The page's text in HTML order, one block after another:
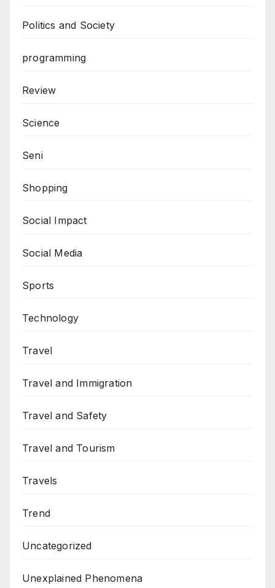
Politics and Society
programming
Review
Science
Seni
Shopping
Social Impact
Social Media
Sports
Technology
Travel
Travel and Immigration
Travel and Safety
Travel and Tourism
Travels
Trend
Uncategorized
Unexplained Phenomena